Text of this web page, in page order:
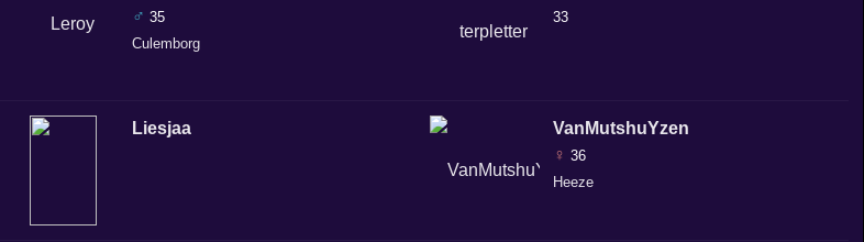
♂ 35
Culemborg
Liesjaa
33
VanMutshuYzen
♀ 36
Heeze